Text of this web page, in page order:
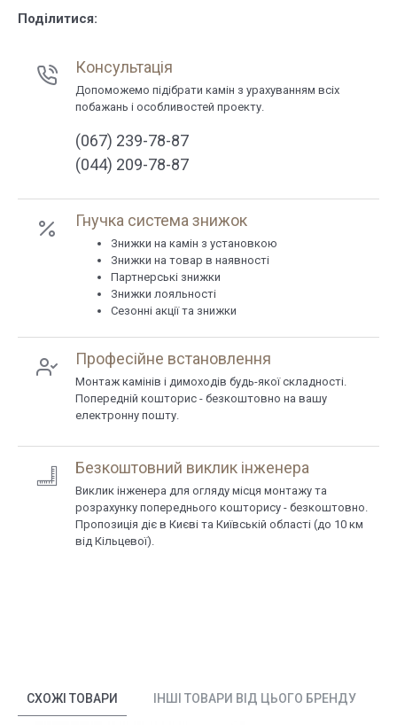
Поділитися:
Консультація
Допоможемо підібрати камін з урахуванням всіх
побажань і особливостей проекту.
(067) 239-78-87
(044) 209-78-87
Гнучка система знижок
Знижки на камін з установкою
Знижки на товар в наявності
Партнерські знижки
Знижки лояльності
Сезонні акції та знижки
Професійне встановлення
Монтаж камінів і димоходів будь-якої складності.
Попередній кошторис - безкоштовно на вашу
електронну пошту.
Безкоштовний виклик інженера
Виклик інженера для огляду місця монтажу та
розрахунку попереднього кошторису - безкоштовно.
Пропозиція діє в Києві та Київській області (до 10 км
від Кільцевої).
СХОЖІ ТОВАРИ ІНШІ ТОВАРИ ВІД ЦЬОГО БРЕНДУ